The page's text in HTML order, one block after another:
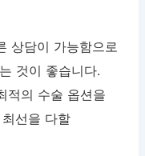
상담이 가능함으로
것이 좋습니다.
적의 수술 옵션을
선을 다할